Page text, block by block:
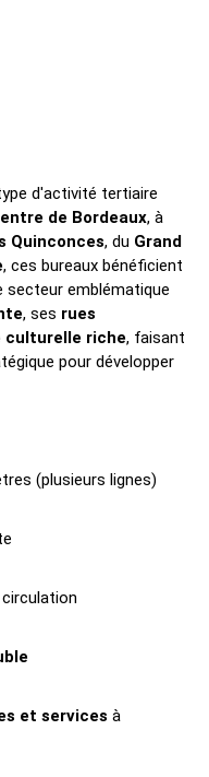
d'activité tertiaire
de Bordeaux, à
Quinconces, du Grand
, ces bureaux bénéficient
secteur emblématique
, ses rues
culturelle riche, faisant
pour développer
(plusieurs lignes)
et services à